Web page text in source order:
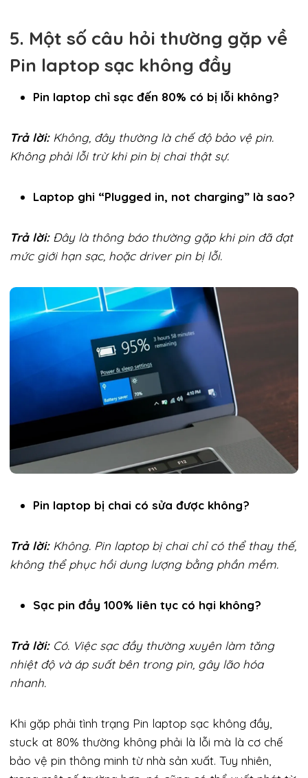
5. Một số câu hỏi thường gặp về
Pin laptop sạc không đầy
Pin laptop chỉ sạc đến 80% có bị lỗi không?
Trả lời:Không, đây thường là chế độ bảo vệ pin.
Không phải lỗi trừ khi pin bị chai thật sự.
Laptop ghi “Plugged in, not charging” là sao?
Trả lời:Đây là thông báo thường gặp khi pin đã đạt
mức giới hạn sạc, hoặc driver pin bị lỗi.
Pin laptop bị chai có sửa được không?
Trả lời:Không. Pin laptop bị chai chỉ có thể thay thế,
không thể phục hồi dung lượng bằng phần mềm.
Sạc pin đầy 100% liên tục có hại không?
Trả lời: Có. Việc sạc đầy thường xuyên làm tăng
nhiệt độ và áp suất bên trong pin, gây lão hóa
nhanh.
Khi gặp phải tình trạng Pin laptop sạc không đầy,
stuck at 80% thường không phải là lỗi mà là cơ chế
bảo vệ pin thông minh từ nhà sản xuất. Tuy nhiên,